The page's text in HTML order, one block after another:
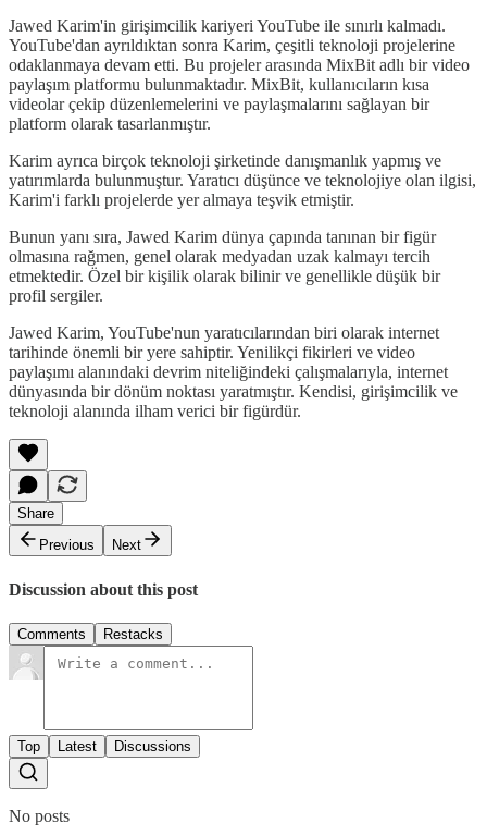
Jawed Karim'in girişimcilik kariyeri YouTube ile sınırlı kalmadı.
YouTube'dan ayrıldıktan sonra Karim, çeşitli teknoloji projelerine
odaklanmaya devam etti. Bu projeler arasında MixBit adlı bir video
paylaşım platformu bulunmaktadır. MixBit, kullanıcıların kısa
videolar çekip düzenlemelerini ve paylaşmalarını sağlayan bir
platform olarak tasarlanmıştır.
Karim ayrıca birçok teknoloji şirketinde danışmanlık yapmış ve
yatırımlarda bulunmuştur. Yaratıcı düşünce ve teknolojiye olan ilgisi,
Karim'i farklı projelerde yer almaya teşvik etmiştir.
Bunun yanı sıra, Jawed Karim dünya çapında tanınan bir figür
olmasına rağmen, genel olarak medyadan uzak kalmayı tercih
etmektedir. Özel bir kişilik olarak bilinir ve genellikle düşük bir
profil sergiler.
Jawed Karim, YouTube'nun yaratıcılarından biri olarak internet
tarihinde önemli bir yere sahiptir. Yenilikçi fikirleri ve video
paylaşımı alanındaki devrim niteliğindeki çalışmalarıyla, internet
dünyasında bir dönüm noktası yaratmıştır. Kendisi, girişimcilik ve
teknoloji alanında ilham verici bir figürdür.
Share
Previous
Next
Discussion about this post
Comments Restacks
Top Latest Discussions
No posts